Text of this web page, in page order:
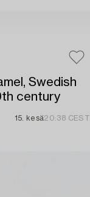
Swedish
century
15. kesä20:38 CEST